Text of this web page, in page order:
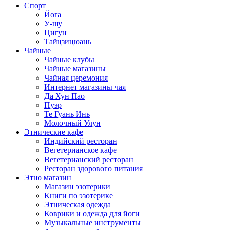
Спорт
Йога
У-шу
Цигун
Тайцзицюань
Чайные
Чайные клубы
Чайные магазины
Чайная церемония
Интернет магазины чая
Да Хун Пао
Пуэр
Те Гуань Инь
Молочный Улун
Этнические кафе
Индийский ресторан
Вегетерианское кафе
Вегетерианский ресторан
Ресторан здорового питания
Этно магазин
Магазин эзотерики
Книги по эзотерике
Этническая одежда
Коврики и одежда для йоги
Музыкальные инструменты